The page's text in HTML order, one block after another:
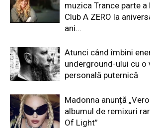
muzica Trance parte a
Club A ZERO la
ani...
Atunci când îmbini
underground-ului cu o
personală puternică
Madonna anunță
albumul de remixuri
Of Light”